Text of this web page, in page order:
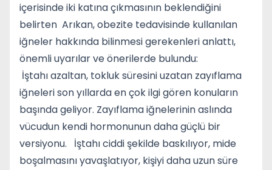
içerisinde iki katına çıkmasının beklendiğini
belirten Arıkan, obezite tedavisinde kullanılan
iğneler hakkında bilinmesi gerekenleri anlattı,
önemli uyarılar ve önerilerde bulundu:
İştahı azaltan, tokluk süresini uzatan zayıflama
iğneleri son yıllarda en çok ilgi gören konuların
başında geliyor. Zayıflama iğnelerinin aslında
vücudun kendi hormonunun daha güçlü bir
versiyonu. İştahı ciddi şekilde baskılıyor, mide
boşalmasını yavaşlatıyor, kişiyi daha uzun süre